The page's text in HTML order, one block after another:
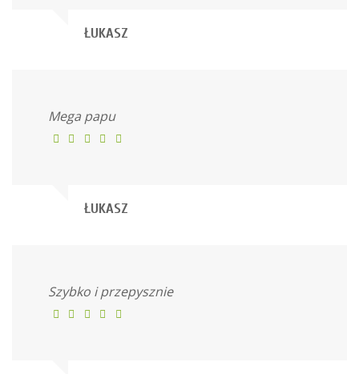
ŁUKASZ
Mega papu
ŁUKASZ
Szybko i przepysznie